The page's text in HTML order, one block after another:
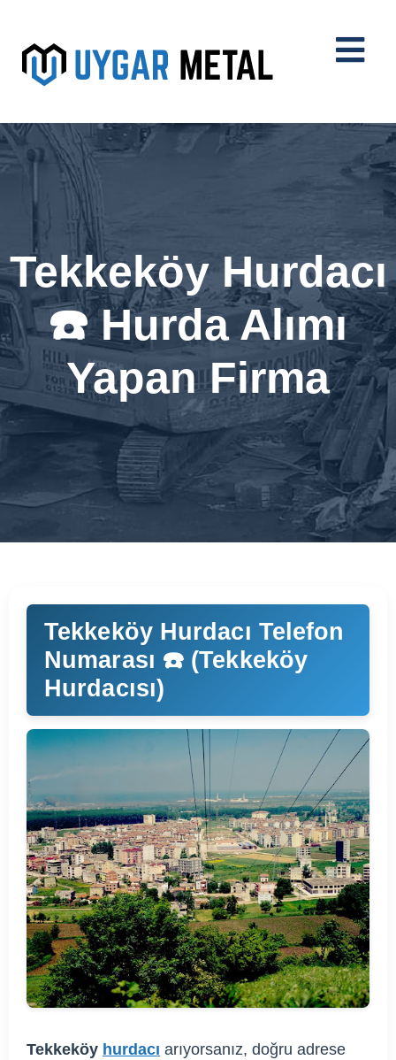
Tekkeköy Hurdacı
☎️ Hurda Alımı
Yapan Firma
Tekkeköy Hurdacı Telefon
Numarası ☎️ (Tekkeköy
Hurdacısı)
Tekkeköy hurdacı arıyorsanız, doğru adrese